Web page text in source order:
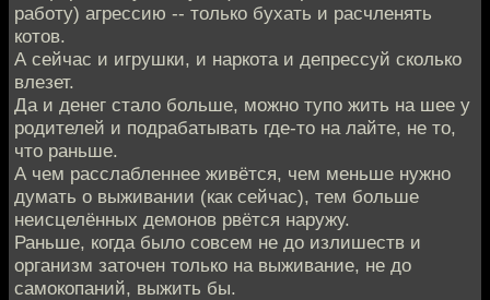
работу) агрессию -- только бухать и расчленять
котов.
А сейчас и игрушки, и наркота и депрессуй сколько
влезет.
Да и денег стало больше, можно тупо жить на шее у
родителей и подрабатывать где-то на лайте, не то,
что раньше.
А чем расслабленнее живётся, чем меньше нужно
думать о выживании (как сейчас), тем больше
неисцелённых демонов рвётся наружу.
Раньше, когда было совсем не до излишеств и
организм заточен только на выживание, не до
самокопаний, выжить бы.